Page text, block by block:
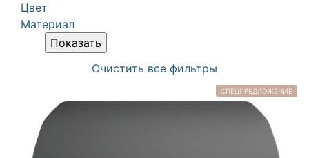
Цвет
Материал
Очистить все фильтры
НОВИНКА
СПЕЦПРЕДЛОЖЕНИЕ